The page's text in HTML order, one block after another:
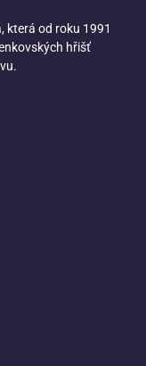
která od roku 1991
hřišť